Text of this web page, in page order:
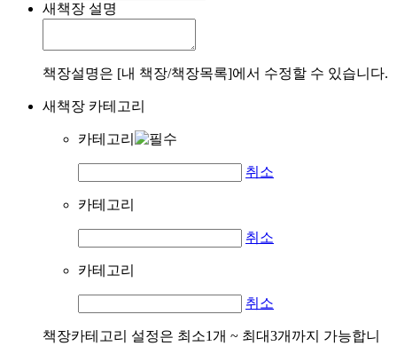
새책장 설명
책장설명은 [내 책장/책장목록]에서 수정할 수 있습니다.
새책장 카테고리
카테고리
취소
카테고리
취소
카테고리
취소
책장카테고리 설정은 최소1개 ~ 최대3개까지 가능합니